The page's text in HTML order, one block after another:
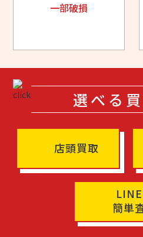
一部破損
選べる
店頭買取
簡単